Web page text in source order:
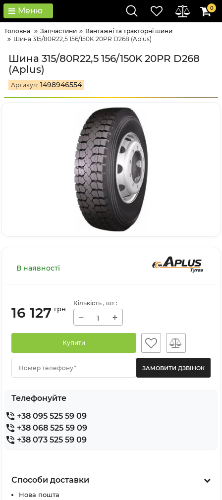
Меню 0
Головна Запчастини
Вантажні та тракторні шини
Шина 315/80R22,5 156/150K 20PR D268 (Aplus)
Шина 315/80R22,5 156/150K 20PR D268
(Aplus)
Артикул: 1498946554
В наявності
16 127 грн
Кількість , шт :
− +
Купити
Номер телефону*
Телефонуйте
+38 095 525 59 09
+38 068 525 59 09
+38 073 525 59 09
Способи доставки
Нова пошта